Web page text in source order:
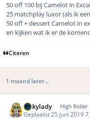
50 off 100 bij Camelot in
25 matchplay luxor (als ik
50 off + dessert Camelot in
en kijken wat ik er de
Citeren
1 maand later...
luckylady High Roller
Geplaatst 25 juni 20197